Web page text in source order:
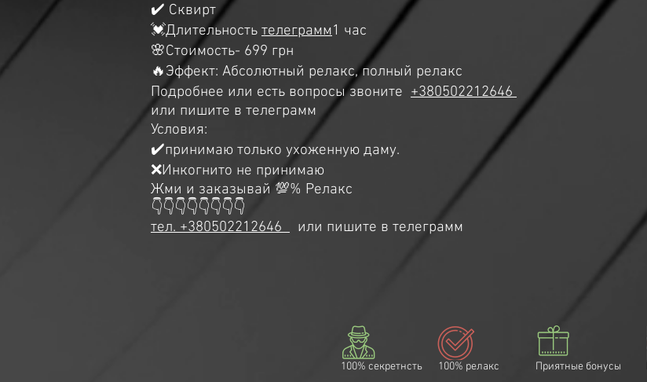
✔️ Сквирт
💓Длительность телеграмм1 час
🌸Стоимость- 699 грн
🔥Эффект: Абсолютный релакс, полный релакс
Подробнее или есть вопросы звоните +380502212646
или пишите в телеграмм
Условия:
✔️принимаю только ухоженную даму.
❌Инкогнито не принимаю
Жми и заказывай 💯% Релакс
👇👇👇👇👇👇👇👇
тел. +380502212646 или пишите в телеграмм
100% секретнсть 100% релакс Приятные бонусы